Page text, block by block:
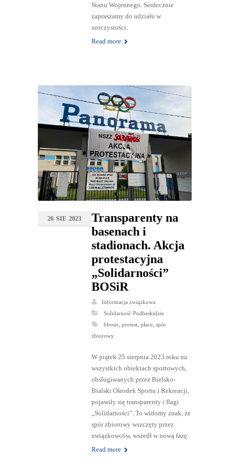
Stanu Wojennego. Serdecznie
zapraszamy do udziału w
uroczystości.
Read more
26 SIE 2023
Transparenty na
basenach i
stadionach. Akcja
protestacyjna
„Solidarności”
BOSiR
Informacja związkowa
Solidarność Podbeskidzie
bbosir, protest, płace, spór
zbiorowy
W piątek 25 sierpnia 2023 roku na
wszystkich obiektach sportowych,
obsługiwanych przez Bielsko-
Bialski Ośrodek Sportu i Rekreacji,
pojawiły się transparenty i flagi
„Solidarności”. To widomy znak, że
spór zbiorowy wszczęty przez
związkowców, wszedł w nową fazę.
Read more